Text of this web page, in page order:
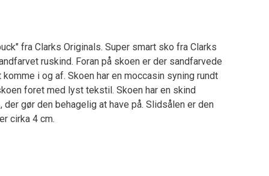
fra Clarks Originals. Super smart sko fra Clarks
ruskind. Foran på skoen er der sandfarvede
i og af. Skoen har en moccasin syning rundt
foret med lyst tekstil. Skoen har en skind
gør den behagelig at have på. Slidsålen er den
cirka 4 cm.